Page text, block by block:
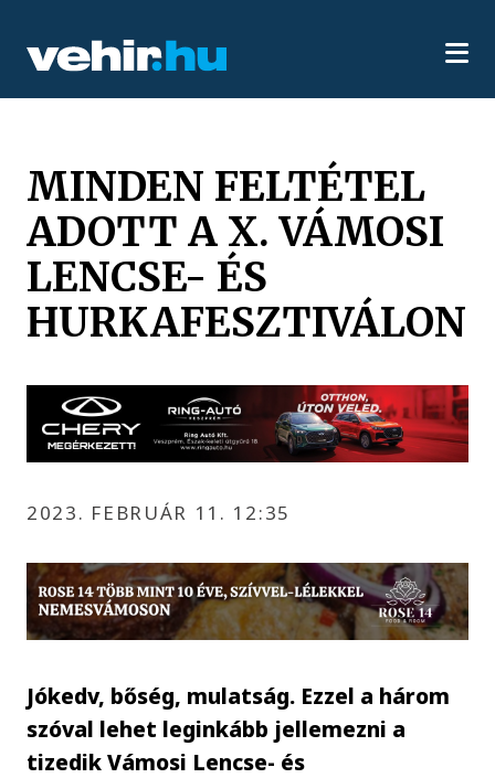
MINDEN FELTÉTEL
ADOTT A X. VÁMOSI
LENCSE- ÉS
HURKAFESZTIVÁLON
2023. FEBRUÁR 11. 12:35
Jókedv, bőség, mulatság. Ezzel a három
szóval lehet leginkább jellemezni a
tizedik Vámosi Lencse- és